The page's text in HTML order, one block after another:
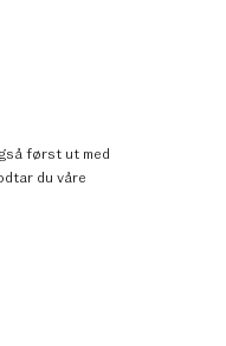
først ut med
du våre